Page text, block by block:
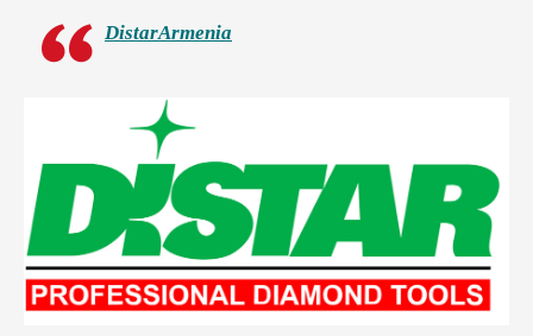
DistarArmenia